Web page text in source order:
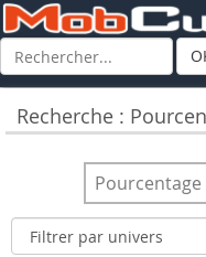
Recherche :